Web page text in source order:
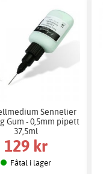
Sennelier
Gum - 0,5mm pipett
37,5ml
129 kr
Fåtal i lager